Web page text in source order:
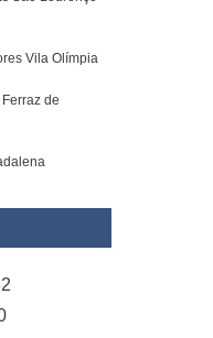
Vila Olímpia
de